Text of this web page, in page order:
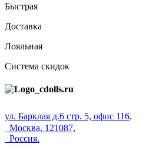
Быстрая
Доставка
Лояльная
Система скидок
ул. Барклая д.6 стр. 5, офис 116,
Москва, 121087,
Россия.